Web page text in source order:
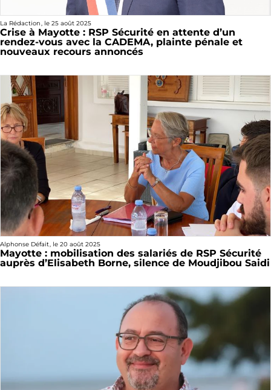
La Rédaction, le 25 août 2025
Crise à Mayotte : RSP Sécurité en attente d’un
rendez-vous avec la CADEMA, plainte pénale et
nouveaux recours annoncés
Alphonse Défait, le 20 août 2025
Mayotte : mobilisation des salariés de RSP Sécurité
auprès d’Elisabeth Borne, silence de Moudjibou Saidi